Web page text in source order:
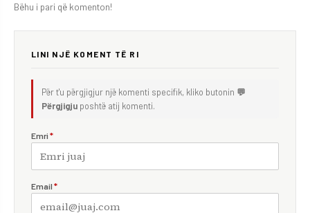
Bëhu i pari që komenton!
LINI NJË KOMENT TË RI
Për t'u përgjigjur një komenti specifik, kliko butonin 💬
Përgjigju poshtë atij komenti.
Emri *
Email *